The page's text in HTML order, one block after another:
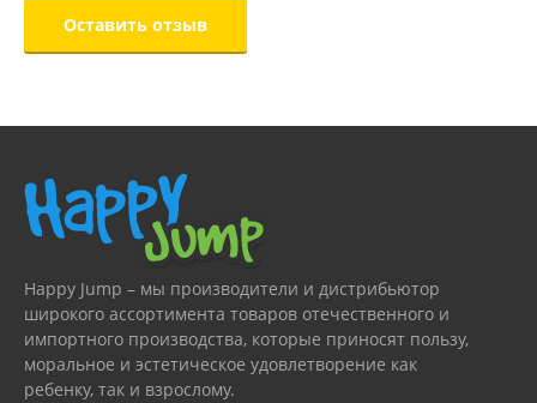
Happy Jump – мы производители и дистрибьютор
широкого ассортимента товаров отечественного и
импортного производства, которые приносят пользу,
моральное и эстетическое удовлетворение как
ребенку, так и взрослому.